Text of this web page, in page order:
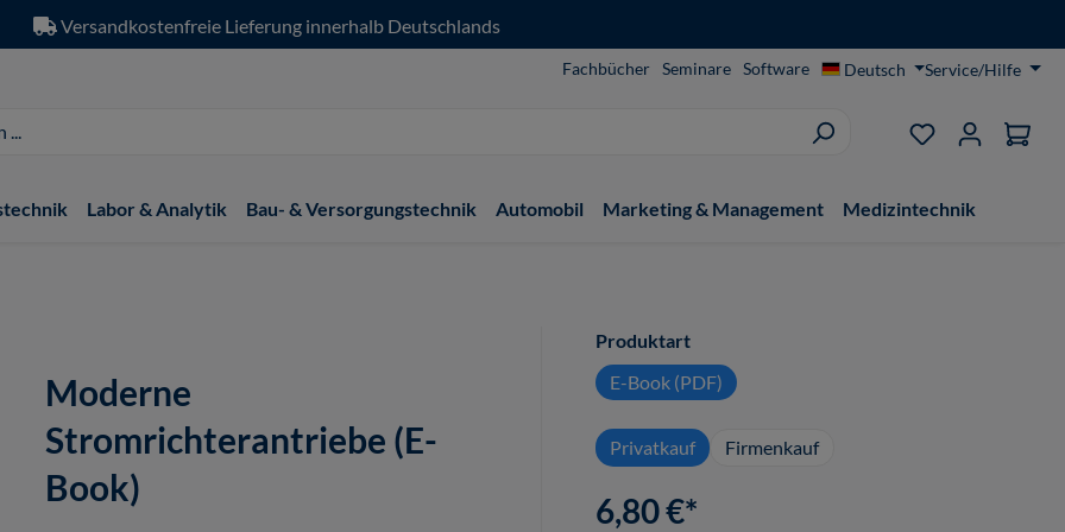
Versandkostenfreie Lieferung innerhalb Deutschlands
Fachbücher Seminare Software Deutsch Service/Hilfe
Du hast 0
Labor & Analytik Bau- & Versorgungstechnik Automobil Marketing & Management Medizintechnik
Moderne
Stromrichterantriebe (E-
Book)
Produktartauswählen
E-Book (PDF)
Privatkauf Firmenkauf
6,80 €*